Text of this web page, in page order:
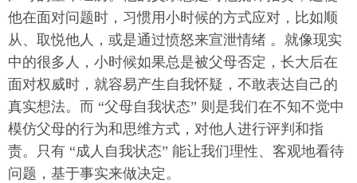
他在面对问题时，习惯用小时候的方式应对，比如顺
从、取悦他人，或是通过愤怒来宣泄情绪 。就像现实
中的很多人，小时候如果总是被父母否定，长大后在
面对权威时，就容易产生自我怀疑，不敢表达自己的
真实想法。而 “父母自我状态” 则是我们在不知不觉中
模仿父母的行为和思维方式，对他人进行评判和指
责。只有 “成人自我状态” 能让我们理性、客观地看待
问题，基于事实来做决定。